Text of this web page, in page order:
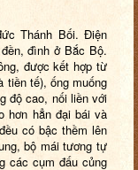
Thánh Bối. Điện
đình ở Bắc Bộ.
được kết hợp từ
tiền tế), ống muống
độ cao, nối liền với
hơn hẳn đại bái và
có bậc thềm lên
bộ mái tương tự
các cụm đấu củng